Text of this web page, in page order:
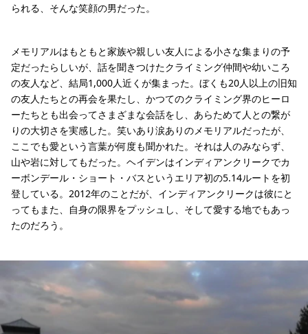
られる、そんな笑顔の男だった。
メモリアルはもともと家族や親しい友人による小さな集まりの予
定だったらしいが、話を聞きつけたクライミング仲間や幼いころ
の友人など、結局1,000人近くが集まった。ぼくも20人以上の旧知
の友人たちとの再会を果たし、かつてのクライミング界のヒーロ
ーたちとも出会ってさまざまな会話をし、あらためて人との繋が
りの大切さを実感した。笑いあり涙ありのメモリアルだったが、
ここでも愛という言葉が何度も聞かれた。それは人のみならず、
山や岩に対してもだった。ヘイデンはインディアンクリークでカ
ーボンデール・ショート・バスというエリア初の5.14ルートを初
登している。2012年のことだが、インディアンクリークは彼にと
ってもまた、自身の限界をプッシュし、そして愛する地でもあっ
たのだろう。